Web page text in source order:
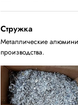
Стружка
Металлические
производства.